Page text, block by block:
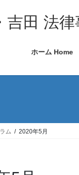
吉田 法
ホーム Home
ム 2020年5月